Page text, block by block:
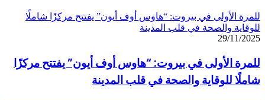
للمرة الأولى في بيروت: “هاوس أوف أيون” يفتتح مركزًا شاملًا
للوقاية والصحة في قلب المدينة
29/11/2025
للمرة الأولى في بيروت: “هاوس أوف أيون” يفتتح مركزًا
شاملًا للوقاية والصحة في قلب المدينة